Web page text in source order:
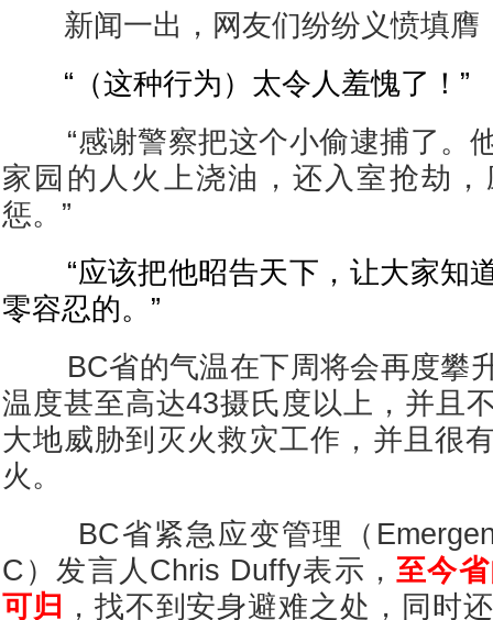
新闻一出，网友们纷纷义愤填膺
“（这种行为）太令人羞愧了！”
“感谢警察把这个小偷逮捕了。
家园的人火上浇油，还入室抢劫
惩。”
“应该把他昭告天下，让大家知
零容忍的。”
BC省的气温在下周将会再度攀
温度甚至高达43摄氏度以上，并且
大地威胁到灭火救灾工作，并且很
火。
BC省紧急应变管理（
C）发言人Chris Duffy表示，至今
可归 ，找不到安身避难之处，同时